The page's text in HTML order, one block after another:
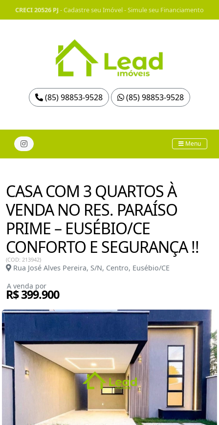
CRECI 20526 PJ -Cadastre seu Imóvel-Simule seu Financiamento
(85) 98853-9528 (85) 98853-9528
Menu
CASA COM 3 QUARTOS À
VENDA NO RES. PARAÍSO
PRIME – EUSÉBIO/CE
CONFORTO E SEGURANÇA !!
(COD: 213942)
Rua José Alves Pereira, S/N, Centro, Eusébio/CE
A venda por
R$ 399.900